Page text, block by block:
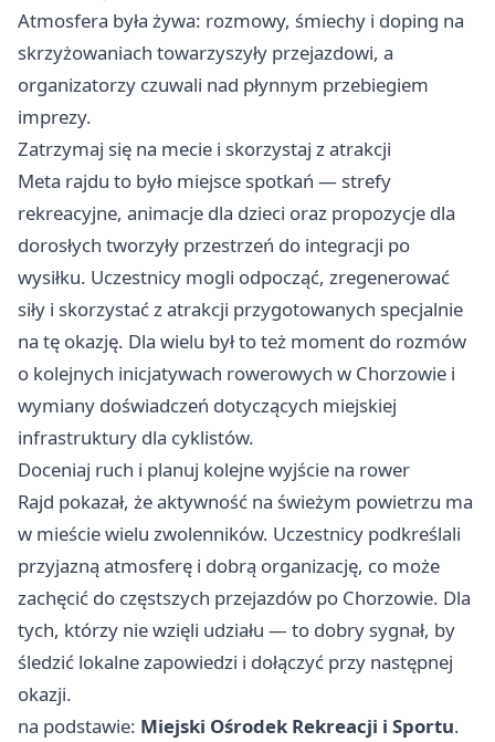
Atmosfera była żywa: rozmowy, śmiechy i doping na
skrzyżowaniach towarzyszyły przejazdowi, a
organizatorzy czuwali nad płynnym przebiegiem
imprezy.
Zatrzymaj się na mecie i skorzystaj z atrakcji
Meta rajdu to było miejsce spotkań — strefy
rekreacyjne, animacje dla dzieci oraz propozycje dla
dorosłych tworzyły przestrzeń do integracji po
wysiłku. Uczestnicy mogli odpocząć, zregenerować
siły i skorzystać z atrakcji przygotowanych specjalnie
na tę okazję. Dla wielu był to też moment do rozmów
o kolejnych inicjatywach rowerowych w Chorzowie i
wymiany doświadczeń dotyczących miejskiej
infrastruktury dla cyklistów.
Doceniaj ruch i planuj kolejne wyjście na rower
Rajd pokazał, że aktywność na świeżym powietrzu ma
w mieście wielu zwolenników. Uczestnicy podkreślali
przyjazną atmosferę i dobrą organizację, co może
zachęcić do częstszych przejazdów po Chorzowie. Dla
tych, którzy nie wzięli udziału — to dobry sygnał, by
śledzić lokalne zapowiedzi i dołączyć przy następnej
okazji.
na podstawie: Miejski Ośrodek Rekreacji i Sportu.